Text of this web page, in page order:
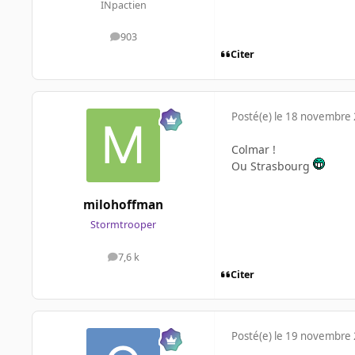
INpactien
903
messages
Citer
milohoffman
Stormtrooper
7,6 k
messages
Posté(e) le 18 novembre
Colmar !
Ou Strasbourg
Citer
Posté(e) le 19 novembre